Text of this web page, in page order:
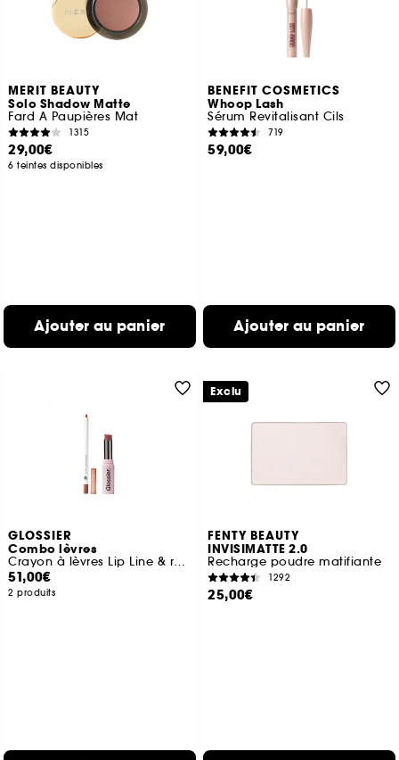
MERIT BEAUTY
Solo Shadow Matte
Fard A Paupières Mat
1315
29,00€
6 teintes disponibles
Ajouter au panier
BENEFIT COSMETICS
Whoop Lash
Sérum Revitalisant Cils
719
59,00€
Ajouter au panier
GLOSSIER
Combo lèvres
Crayon à lèvres Lip Line & rouge à lèvres Ultralip
51,00€
2 produits
FENTY BEAUTY
INVISIMATTE 2.0
Recharge poudre matifiante
1292
25,00€
Exclu